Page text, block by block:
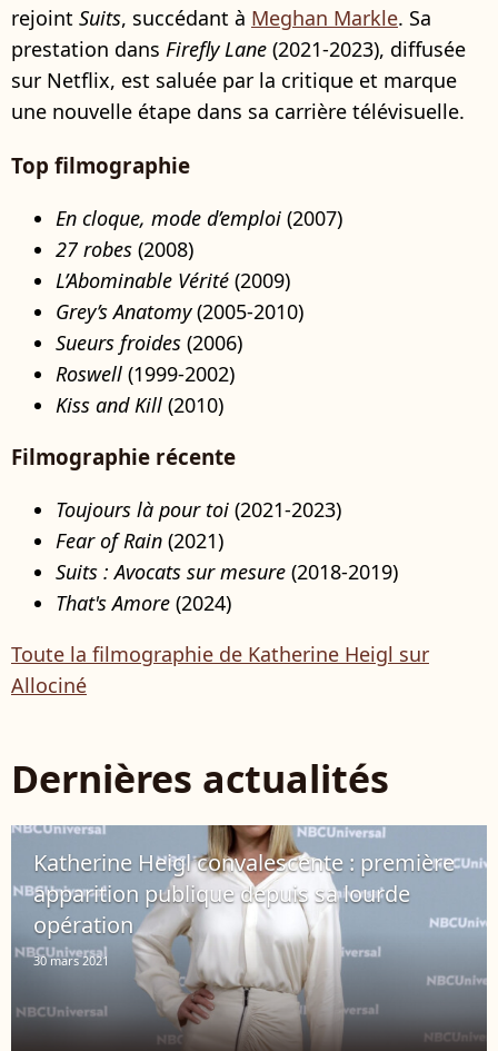
rejoint Suits, succédant à Meghan Markle. Sa
prestation dans Firefly Lane (2021-2023), diffusée
sur Netflix, est saluée par la critique et marque
une nouvelle étape dans sa carrière télévisuelle.
Top filmographie
En cloque, mode d’emploi (2007)
27 robes (2008)
L’Abominable Vérité (2009)
Grey’s Anatomy(2005-2010)
Sueurs froides (2006)
Roswell (1999-2002)
Kiss and Kill (2010)
Filmographie récente
Toujours là pour toi (2021-2023)
Fear of Rain (2021)
Suits : Avocats sur mesure (2018-2019)
That's Amore (2024)
Toute la filmographie de Katherine Heigl sur
Allociné
Dernières actualités
Katherine Heigl convalescente : première
apparition publique depuis sa lourde
opération
30 mars 2021